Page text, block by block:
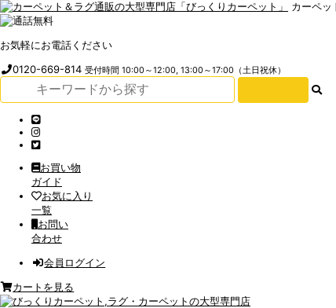
カーペッ
お気軽にお電話ください
0120-669-814受付時間 10:00～12:00, 13:00～17:00（土日祝休）
お買い物
ガイド
お気に入り
一覧
お問い
合わせ
会員ログイン
カートを見る